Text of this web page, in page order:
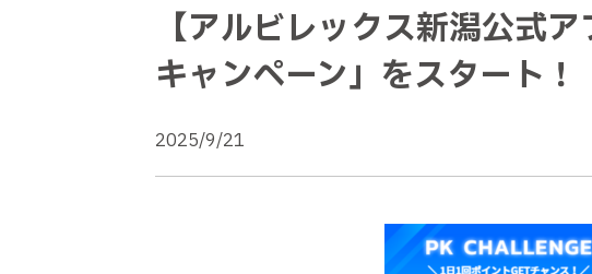
【アルビレックス新潟公式
キャンペーン」をスタート！
2025/9/21